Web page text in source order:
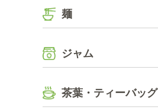
麺
ジャム
茶葉・ティーバッグ